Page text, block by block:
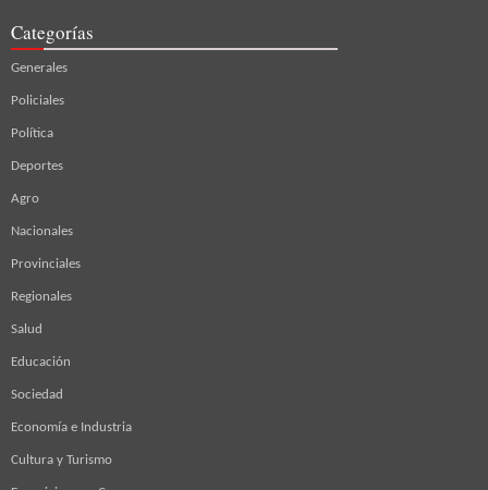
Categorías
Generales
Policiales
Política
Deportes
Agro
Nacionales
Provinciales
Regionales
Salud
Educación
Sociedad
Economía e Industria
Cultura y Turismo